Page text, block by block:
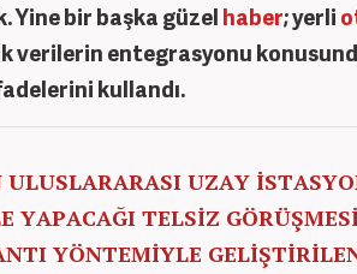
Yine bir başka güzel haber; yerli
verilerin entegrasyonu
kullandı.
ULUSLARARASI UZAY
YAPACAĞI TELSİZ
YÖNTEMİYLE